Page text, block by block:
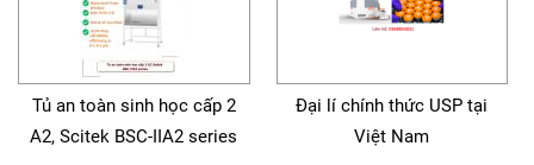
Tủ an toàn sinh học cấp 2
A2, Scitek BSC-IIA2 series
Đại lí chính thức USP tại
Việt Nam